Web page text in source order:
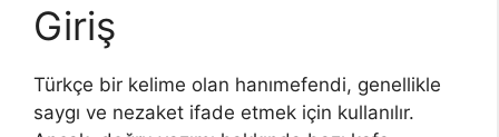
Giriş
Türkçe bir kelime olan hanımefendi, genellikle
saygı ve nezaket ifade etmek için kullanılır.